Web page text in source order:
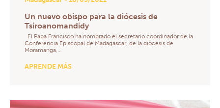
Un nuevo obispo para la diócesis de
Tsiroanomandidy
El Papa Francisco ha nombrado el secretario coordinador de la
Conferencia Episcopal de Madagascar, de la diócesis de
Moramanga,…
APRENDE MÁS